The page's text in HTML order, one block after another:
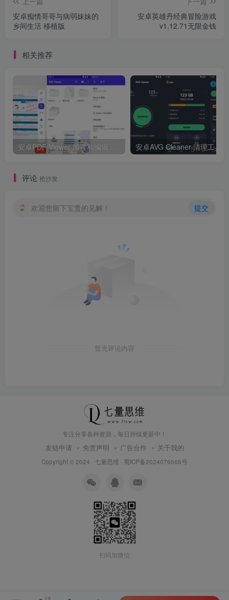
安卓痴情哥哥与病弱妹妹的
乡间生活 移植版
安卓英雄丹经典冒险游戏
v1.12.71无限金钱
相关推荐
安卓PDF Viewer-阅读和编辑 v2026.13高级版
评论 抢沙发
欢迎您留下宝贵的见解！ 提交
暂无评论内容
专注分享各种资源，每日持续更新中！
友链申请 免责声明 广告合作 关于我的
Copyright © 2024 · 七量思维 · 蜀ICP备2024076665号
扫码加微信